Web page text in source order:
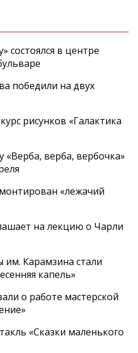
состоялся в центре
победили на двух
рисунков «Галактика
верба, вербочка»
«лежачий
на лекцию о Чарли
Карамзина стали
капель»
о работе мастерской
«Сказки маленького